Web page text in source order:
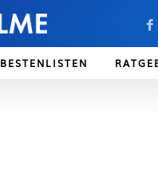
BESTENLISTEN